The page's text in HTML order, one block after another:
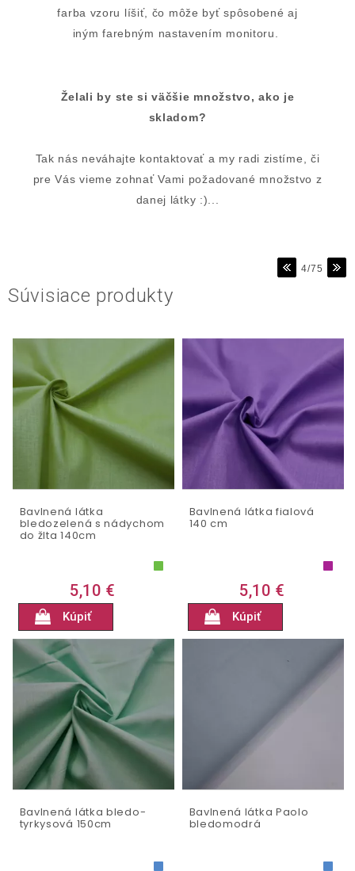
farba vzoru líšiť, čo môže byť spôsobené aj
iným farebným nastavením monitoru.
Želali by ste si väčšie množstvo, ako je
skladom?
Tak nás neváhajte kontaktovať a my radi zistíme, či
pre Vás vieme zohnať Vami požadované množstvo z
danej látky :)...
4/75
Súvisiace produkty
Bavlnená látka
bledozelená s nádychom
do žlta 140cm
5,10 €
Kúpiť
Bavlnená látka fialová
140 cm
5,10 €
Kúpiť
Bavlnená látka bledo-
tyrkysová 150cm
Bavlnená látka Paolo
bledomodrá